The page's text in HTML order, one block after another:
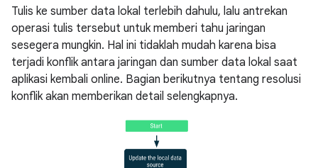
Tulis ke sumber data lokal terlebih dahulu, lalu antrekan
operasi tulis tersebut untuk memberi tahu jaringan
sesegera mungkin. Hal ini tidaklah mudah karena bisa
terjadi konflik antara jaringan dan sumber data lokal saat
aplikasi kembali online. Bagian berikutnya tentang resolusi
konflik akan memberikan detail selengkapnya.